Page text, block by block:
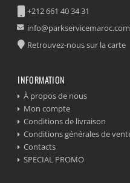
+212 661 40 34 31
info@parkservicemaroc.com
Retrouvez-nous sur la carte
INFORMATION
À propos de nous
Mon compte
Conditions de livraison
Conditions générales de
Contacts
SPECIAL PROMO